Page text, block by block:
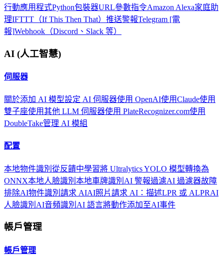
行動應用程式Python包裝器URL參數指令Amazon Alexa家庭助
理IFTTT（If This Then That） 推送警報Telegram [電
報]Webhook（Discord、Slack 等）
AI (人工智慧)
伺服器
關於添加 AI 模型設定 AI 伺服器使用 OpenAI使用Claude使用
雙子座使用其他 LLM 伺服器使用 PlateRecognizer.com使用
DoubleTake管理 AI 模組
配置
本地物件識別 從反饋中學習將 Ultralytics YOLO 模型轉換為
ONNX本地人臉識別 本地車牌識別 AI 警報過濾AI 過濾器故障
排除AI物件識別 請求 AIAI照片請求 AI：描述LPR 或 ALPRAI
人臉識別 AI音頻識別 AI 語言將動作添加至AI事件
帳戶管理
帳戶管理